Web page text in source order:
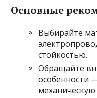
Основные
Выбирайте
стойкостью.
Обращайте
особенности
механическую